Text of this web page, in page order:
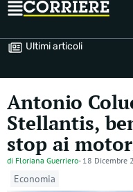
Ultimi articoli
Antonio
Stellantis,
stop ai
di Floriana Guerriero- 18 Dicembre
Economia